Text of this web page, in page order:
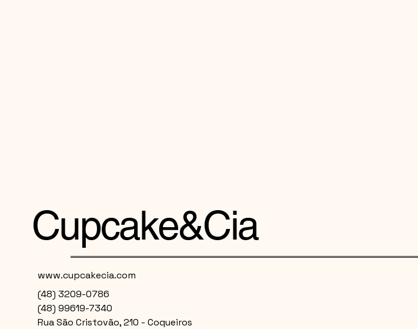
Cupcake&Cia
www.cupcakecia.com
(48) 3209-0786
(48) 99619-7340
Rua São Cristovão, 210 - Coqueiros